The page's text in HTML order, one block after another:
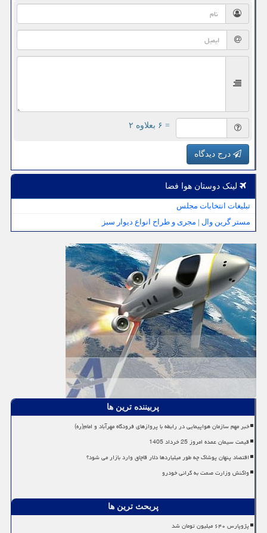
= ۶ بعلاوه ۲
درج دیدگاه
لینک دوستان هوا فضا
تبلیغات انتخابات مجلس
مستر گرین وال | مجری و طراح انواع دیوار سبز
پربیننده ترین ها
خبر مهم سازمان هواپیمایی در رابطه با پروازهای فرودگاه مهرآباد و امام(ره)
قیمت سیمان عمده امروز 25 خرداد 1405
اقتصاد پنهان پوشاک چه طور میلیاردها دلار قاچاق وارد بازار می شود؟
واکنش وزارت صمت به گرانی خودرو
پربحث ترین ها
پژوپارس ۶۴۰ میلیون تومان شد